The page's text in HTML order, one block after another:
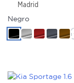
Madrid
Negro